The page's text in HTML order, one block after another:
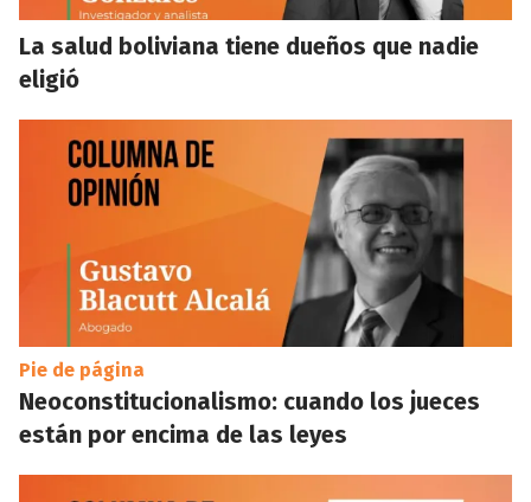
La salud boliviana tiene dueños que nadie
eligió
Pie de página
Neoconstitucionalismo: cuando los jueces
están por encima de las leyes